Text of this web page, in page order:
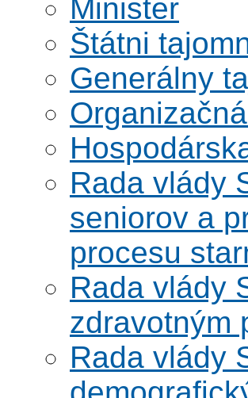
Minister
Štátni
Generálny
Rada vlády
seniorov a
procesu
Rada vlády
zdravotným
Rada vlády